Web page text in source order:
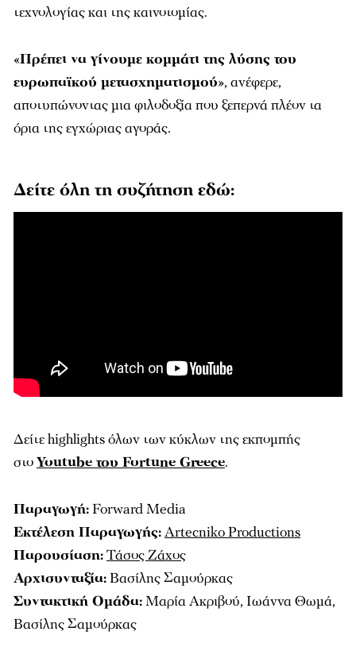
τεχνολογίας και της καινοτομίας.
«Πρέπει να γίνουμε κομμάτι της λύσης του
ευρωπαϊκού μετασχηματισμού», ανέφερε,
αποτυπώνοντας μια φιλοδοξία που ξεπερνά πλέον τα
όρια της εγχώριας αγοράς.
Δείτε όλη τη συζήτηση εδώ:
Δείτε highlights όλων των κύκλων της εκπομπής
στοYoutube του Fortune Greece.
Παραγωγή: Forward Media
Εκτέλεση Παραγωγής:Αrtecniko Productions
Παρουσίαση:Τάσος Ζάχος
Αρχισυνταξία:Βασίλης Σαμούρκας
Συντακτική Ομάδα:Μαρία Ακριβού, Ιωάννα Θωμά,
Βασίλης Σαμούρκας